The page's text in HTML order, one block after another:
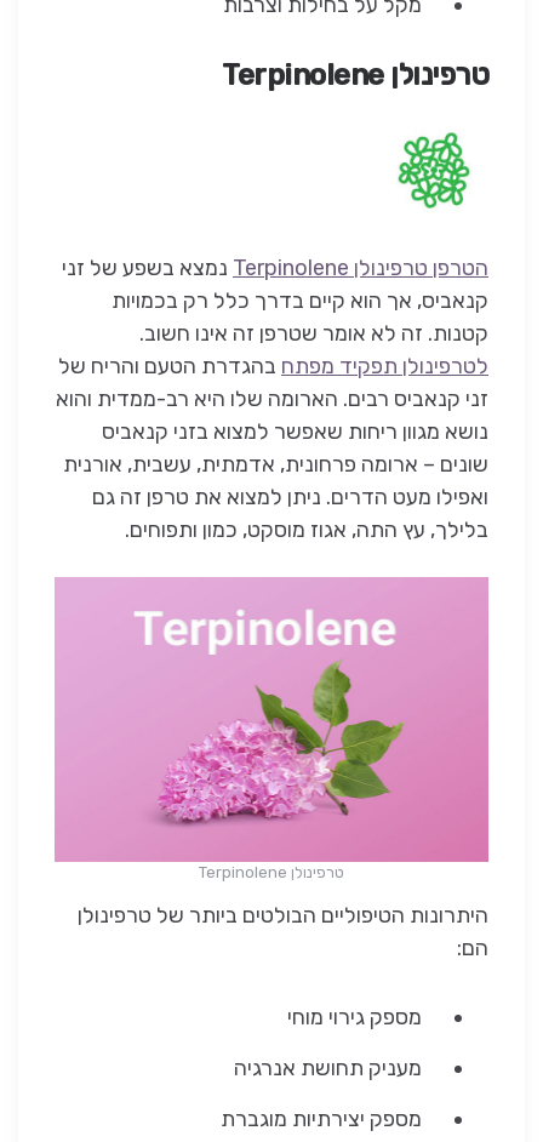
טרפינולן Terpinolene
הטרפן טרפינולן Terpinolene
נמצא בשפע של זני
קנאביס, אך הוא קיים בדרך כלל רק בכמויות
קטנות. זה לא אומר שטרפן זה אינו חשוב.
לטרפינולן תפקיד מפתח בהגדרת הטעם והריח של
זני קנאביס רבים. הארומה שלו היא רב-ממדית והוא
נושא מגוון ריחות שאפשר למצוא בזני קנאביס
שונים – ארומה פרחונית, אדמתית, עשבית, אורנית
ואפילו מעט הדרים. ניתן למצוא את טרפן זה גם
בלילך, עץ התה, אגוז מוסקט, כמון ותפוחים.
טרפינולן Terpinolene
היתרונות הטיפוליים הבולטים ביותר של טרפינולן
הם:
מספק גירוי מוחי
מעניק תחושת אנרגיה
מספק יצירתיות מוגברת